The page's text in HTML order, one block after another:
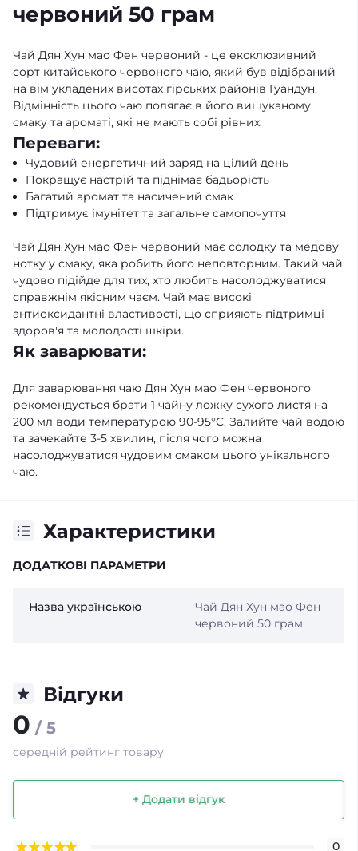
червоний 50 грам
Чай Дян Хун мао Фен червоний - це ексклюзивний
сорт китайського червоного чаю, який був відібраний
на вім укладених висотах гірських районів Гуандун.
Відмінність цього чаю полягає в його вишуканому
смаку та ароматі, які не мають собі рівних.
Переваги:
Чудовий енергетичний заряд на цілий день
Покращує настрій та піднімає бадьорість
Багатий аромат та насичений смак
Підтримує імунітет та загальне самопочуття
Чай Дян Хун мао Фен червоний має солодку та медову
нотку у смаку, яка робить його неповторним. Такий чай
чудово підійде для тих, хто любить насолоджуватися
справжнім якісним чаєм. Чай має високі
антиоксидантні властивості, що сприяють підтримці
здоров'я та молодості шкіри.
Як заварювати:
Для заварювання чаю Дян Хун мао Фен червоного
рекомендується брати 1 чайну ложку сухого листя на
200 мл води температурою 90-95°C. Залийте чай водою
та зачекайте 3-5 хвилин, після чого можна
насолоджуватися чудовим смаком цього унікального
чаю.
Характеристики
ДОДАТКОВІ ПАРАМЕТРИ
Назва українською
Чай Дян Хун мао Фен
червоний 50 грам
Відгуки
0 / 5
середній рейтинг товару
+ Додати відгук
0